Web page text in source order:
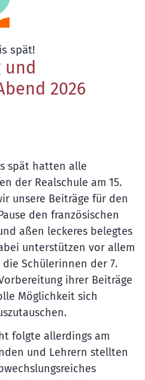
spät!
und
2026
spät hatten alle
der Realschule am 15.
unsere Beiträge für den
den französischen
aßen leckeres belegtes
unterstützen vor allem
Schülerinnen der 7.
ihrer Beiträge
Möglichkeit sich
folgte allerdings am
und Lehrern stellten